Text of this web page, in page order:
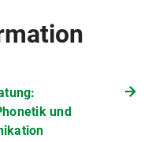
und